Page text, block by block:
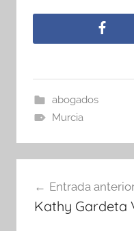
abogados
Murcia
de
entradas
Entrada
Kathy Gardeta